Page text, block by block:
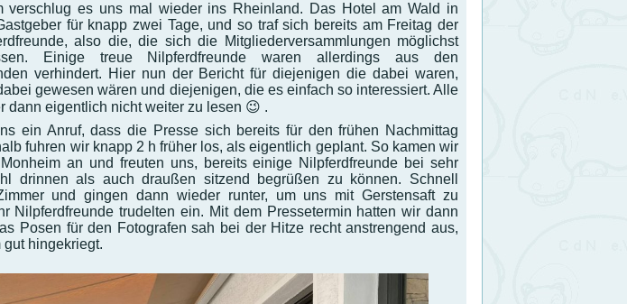
verschlug es uns mal wieder ins Rheinland. Das Hotel am Wald in
für knapp zwei Tage, und so traf sich bereits am Freitag der
also die, die sich die Mitgliederversammlungen möglichst
Einige treue Nilpferdfreunde waren allerdings aus den
verhindert. Hier nun der Bericht für diejenigen die dabei waren,
gewesen wären und diejenigen, die es einfach so interessiert. Alle
dann eigentlich nicht weiter zu lesen 😉 .
ein Anruf, dass die Presse sich bereits für den frühen Nachmittag
fuhren wir knapp 2 h früher los, als eigentlich geplant. So kamen wir
an und freuten uns, bereits einige Nilpferdfreunde bei sehr
drinnen als auch draußen sitzend begrüßen zu können. Schnell
und gingen dann wieder runter, um uns mit Gerstensaft zu
Nilpferdfreunde trudelten ein. Mit dem Pressetermin hatten wir dann
Posen für den Fotografen sah bei der Hitze recht anstrengend aus,
hingekriegt.